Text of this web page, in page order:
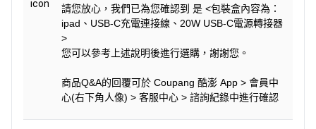
請您放心，我們已為您確認到 是 <包裝盒內容為：
ipad、USB-C充電連接線、20W USB-C電源轉接器
>
您可以參考上述說明後進行選購，謝謝您。
商品Q&A的回覆可於 Coupang 酷澎 App > 會員中
心(右下角人像) > 客服中心 > 諮詢紀錄中進行確認